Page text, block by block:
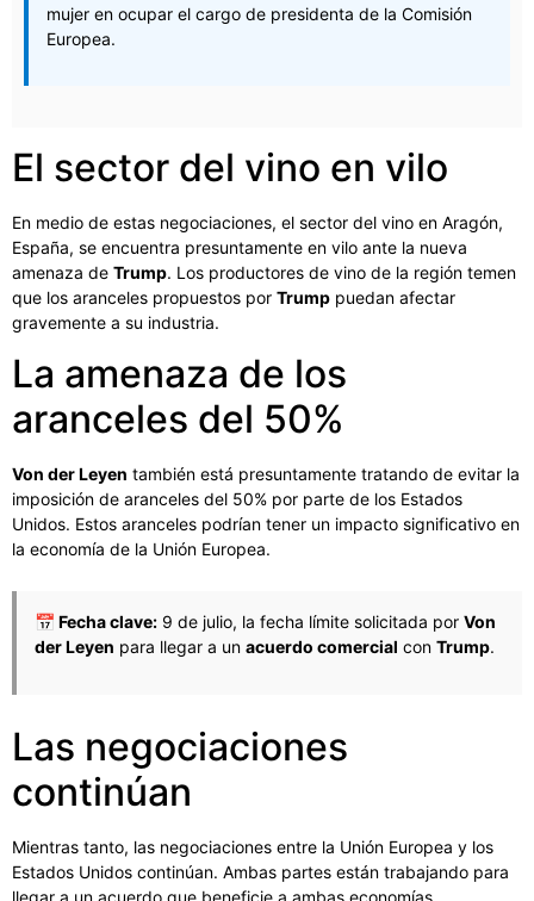
mujer en ocupar el cargo de presidenta de la Comisión
Europea.
El sector del vino en vilo
En medio de estas negociaciones, el sector del vino en Aragón,
España, se encuentra presuntamente en vilo ante la nueva
amenaza de Trump. Los productores de vino de la región temen
que los aranceles propuestos por Trump puedan afectar
gravemente a su industria.
La amenaza de los
aranceles del 50%
Von der Leyen también está presuntamente tratando de evitar la
imposición de aranceles del 50% por parte de los Estados
Unidos. Estos aranceles podrían tener un impacto significativo en
la economía de la Unión Europea.
📅 Fecha clave: 9 de julio, la fecha límite solicitada por Von
der Leyen para llegar a un acuerdo comercial con Trump.
Las negociaciones
continúan
Mientras tanto, las negociaciones entre la Unión Europea y los
Estados Unidos continúan. Ambas partes están trabajando para
llegar a un acuerdo que beneficie a ambas economías.